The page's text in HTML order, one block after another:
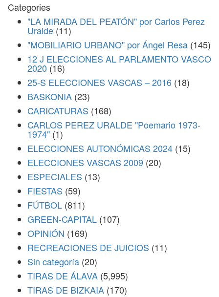
Categories
"LA MIRADA DEL PEATÓN" por Carlos Perez
Uralde (11)
"MOBILIARIO URBANO" por Ángel Resa (145)
12 J ELECCIONES AL PARLAMENTO VASCO
2020 (16)
25-S ELECCIONES VASCAS – 2016 (18)
BASKONIA (23)
CARICATURAS (168)
CARLOS PEREZ URALDE "Poemario 1973-
1974" (1)
ELECCIONES AUTONÓMICAS 2024 (15)
ELECCIONES VASCAS 2009 (20)
ESPECIALES (13)
FIESTAS (59)
FÚTBOL (811)
GREEN-CAPITAL (107)
OPINIÓN (169)
RECREACIONES DE JUICIOS (11)
Sin categoría (20)
TIRAS DE ÁLAVA (5,995)
TIRAS DE BIZKAIA (170)